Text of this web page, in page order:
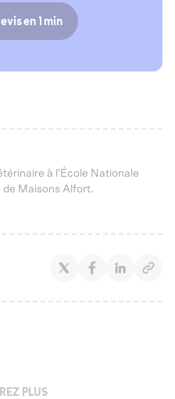
en 1 min
à l'École Nationale
de Maisons Alfort.
PLUS